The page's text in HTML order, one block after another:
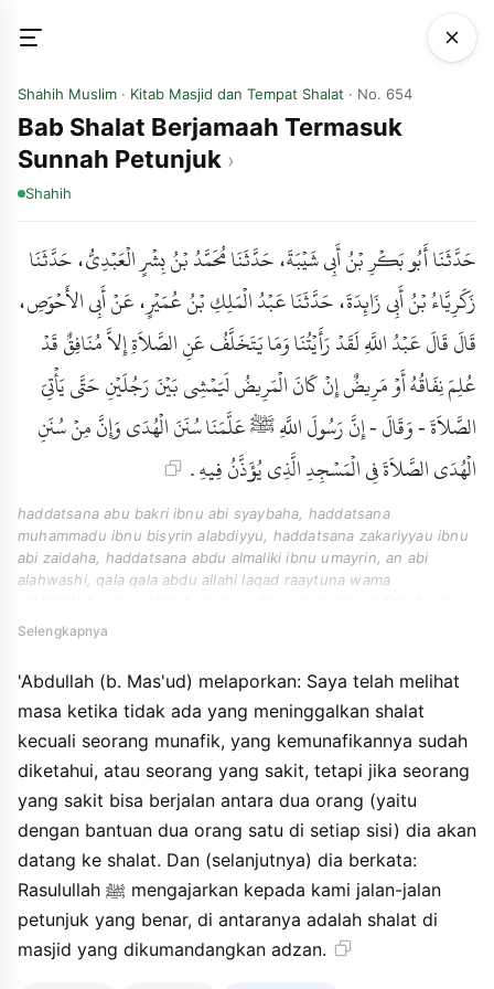
Shahih Muslim · Kitab Masjid dan Tempat Shalat · No. 654
Bab Shalat Berjamaah Termasuk
Sunnah Petunjuk
Shahih
حَدَّثَنَا أَبُو بَكْرِ بْنُ أَبِي شَيْبَةَ، حَدَّثَنَا مُحَمَّدُ بْنُ بِشْرٍ الْعَبْدِيُّ، حَدَّثَنَا
زَكَرِيَّاءُ بْنُ أَبِي زَائِدَةَ، حَدَّثَنَا عَبْدُ الْمَلِكِ بْنُ عُمَيْرٍ، عَنْ أَبِي الأَحْوَصِ،
قَالَ قَالَ عَبْدُ اللَّهِ لَقَدْ رَأَيْتُنَا وَمَا يَتَخَلَّفُ عَنِ الصَّلاَةِ إِلاَّ مُنَافِقٌ قَدْ
عُلِمَ نِفَاقُهُ أَوْ مَرِيضٌ إِنْ كَانَ الْمَرِيضُ لَيَمْشِي بَيْنَ رَجُلَيْنِ حَتَّى يَأْتِيَ
الصَّلاَةَ - وَقَالَ - إِنَّ رَسُولَ اللَّهِ ﷺ عَلَّمَنَا سُنَنَ الْهُدَى وَإِنَّ مِنْ سُنَنِ
الْهُدَى الصَّلاَةَ فِي الْمَسْجِدِ الَّذِي يُؤَذَّنُ فِيهِ .
haddatsana abu bakri ibnu abi syaybaha, haddatsana
muhammadu ibnu bisyrin alabdiyyu, haddatsana zakariyyau ibnu
abi zaidaha, haddatsana abdu almaliki ibnu umayrin, an abi
alahwashi, qala qala abdu allahi laqad raaytuna wama
maridhun in kana almaridhu layamsyi bayna rajulayni hatta yatiya
fihi.
Selengkapnya
'Abdullah (b. Mas'ud) melaporkan: Saya telah melihat
masa ketika tidak ada yang meninggalkan shalat
kecuali seorang munafik, yang kemunafikannya sudah
diketahui, atau seorang yang sakit, tetapi jika seorang
yang sakit bisa berjalan antara dua orang (yaitu
dengan bantuan dua orang satu di setiap sisi) dia akan
datang ke shalat. Dan (selanjutnya) dia berkata:
Rasulullah ﷺ mengajarkan kepada kami jalan-jalan
petunjuk yang benar, di antaranya adalah shalat di
masjid yang dikumandangkan adzan.